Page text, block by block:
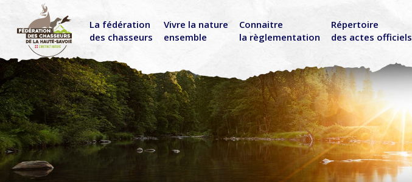
La fédération
des chasseurs
Vivre la nature
ensemble
Connaitre
la règlementation
Répertoire
des actes officiels